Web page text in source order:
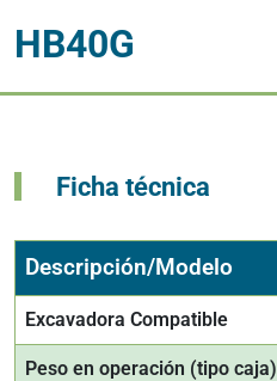
HB40G
Ficha técnica
Descripción/Modelo
Excavadora Compatible
Peso en operación (tipo caja)